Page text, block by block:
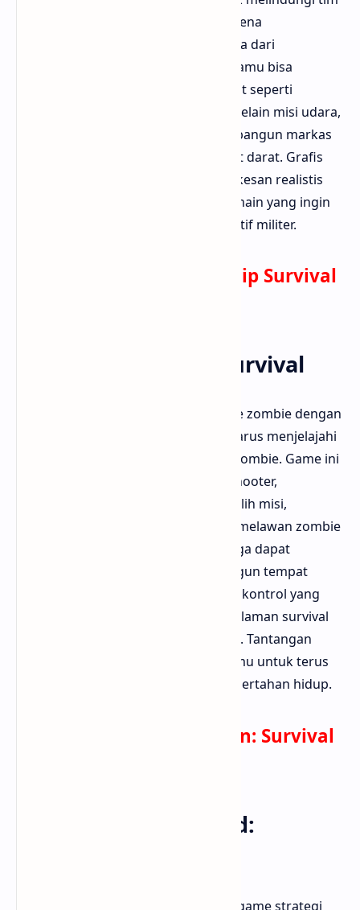
penyintas di darat. Game ini unik karena
menawarkan sudut pandang berbeda dari
kebanyakan game zombie lainnya. Kamu bisa
menggunakan berbagai senjata berat seperti
meriam, senapan mesin, dan rudal. Selain misi udara,
game ini juga memiliki elemen membangun markas
dan meng-upgrade senjata serta unit darat. Grafis
infra merah ala militer memberikan kesan realistis
dan menegangkan. Cocok untuk pemain yang ingin
merasakan aksi zombie dari perspektif militer.
Download Zombie Gunship Survival
9. Death Invasion: Survival
Death Invasion: Survival adalah game zombie dengan
konsep open-world di mana kamu harus menjelajahi
kota yang telah hancur oleh wabah zombie. Game ini
menggabungkan elemen RPG dan shooter,
memberikan kebebasan untuk memilih misi,
mengumpulkan sumber daya, serta melawan zombie
dalam pertempuran sengit. Kamu juga dapat
merekrut anggota tim dan membangun tempat
perlindungan. Dengan grafis 3D dan kontrol yang
mudah, game ini memberikan pengalaman survival
yang menyenangkan dan penuh aksi. Tantangan
meningkat seiring waktu, memaksamu untuk terus
beradaptasi dan mengatur strategi bertahan hidup.
Download Death Invasion: Survival
10. The Walking Dead:
The Walking Dead: Survivors adalah game strategi